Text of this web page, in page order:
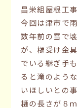
昌栄組屋根工事
今回は津市で
数年前の雪で
が、樋受け金
でいる継ぎ手
ると滝のよう
いほしいとの
樋の長さが８